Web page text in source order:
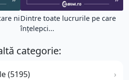
niDintre toate lucrurile pe care
înţelepci...
categorie:
(5195)